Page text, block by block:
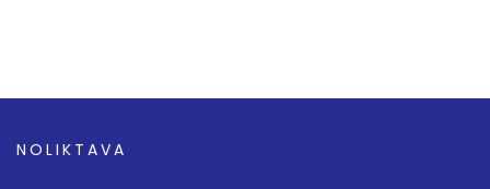
NOLIKTAVA